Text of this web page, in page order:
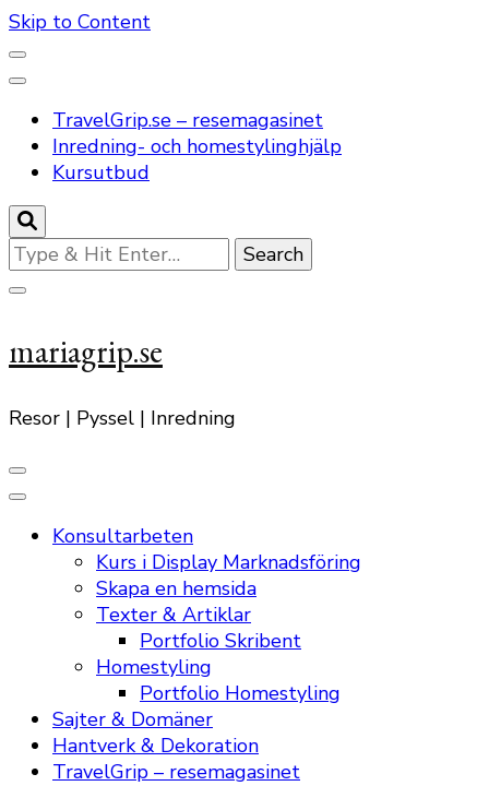
Skip to Content
TravelGrip.se – resemagasinet
Inredning- och homestylinghjälp
Kursutbud
Looking
for
Something?
mariagrip.se
Resor | Pyssel | Inredning
Konsultarbeten
Kurs i Display Marknadsföring
Skapa en hemsida
Texter & Artiklar
Portfolio Skribent
Homestyling
Portfolio Homestyling
Sajter & Domäner
Hantverk & Dekoration
TravelGrip – resemagasinet